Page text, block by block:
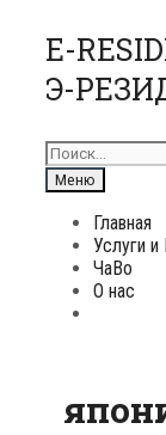
Перейти
к
E-
Э-
Поиск
для:
Поиск
Меню
Главная
Услуги
ЧаВо
О нас